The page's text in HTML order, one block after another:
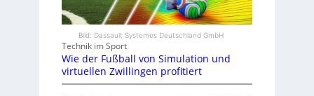
Bild: Dassault Systemes Deutschland GmbH
Technik im Sport
Wie der Fußball von Simulation und
virtuellen Zwillingen profitiert